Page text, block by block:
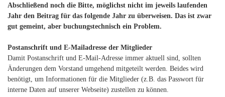
Abschließend noch die Bitte, möglichst nicht im jeweils laufenden
Jahr den Beitrag für das folgende Jahr zu überweisen. Das ist zwar
gut gemeint, aber buchungstechnisch ein Problem.
Postanschrift und E-Mailadresse der Mitglieder
Damit Postanschrift und E-Mail-Adresse immer aktuell sind, sollten
Änderungen dem Vorstand umgehend mitgeteilt werden. Beides wird
benötigt, um Informationen für die Mitglieder (z.B. das Passwort für
interne Daten auf unserer Webseite) zustellen zu können.